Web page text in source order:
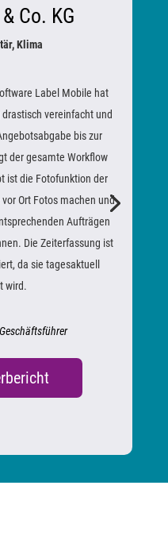
Co. KG
Klima
Label Mobile hat
vereinfacht und
bis zur
der gesamte Workflow
ist die Fotofunktion der
Ort Fotos machen und
Aufträgen
Die Zeiterfassung ist
da sie tagesaktuell
wird.